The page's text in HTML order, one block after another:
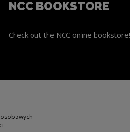
NCC BOOKSTORE
Check out the NCC online bookstore!